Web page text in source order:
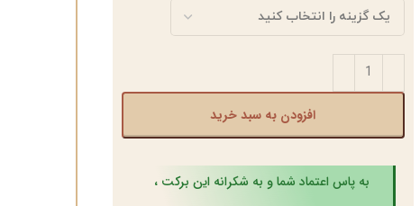
افزودن به سبد خرید
به پاس اعتماد شما و به شکرانه این برکت ،